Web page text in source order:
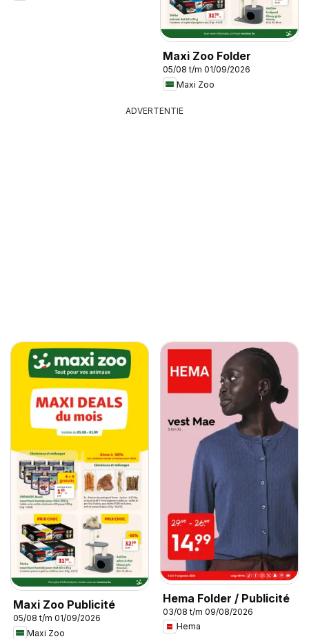
Maxi Zoo Folder
05/08 t/m 01/09/2026
Maxi Zoo
ADVERTENTIE
Maxi Zoo Publicité
05/08 t/m 01/09/2026
Maxi Zoo
Hema Folder / Publicité
03/08 t/m 09/08/2026
Hema